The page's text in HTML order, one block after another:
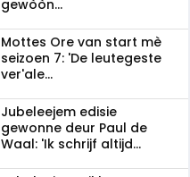
gewòòn...
Mottes Ore van start mè
seizoen 7: 'De leutegeste
ver'ale...
Jubeleejem edisie
gewonne deur Paul de
Waal: 'Ik schrijf altijd...